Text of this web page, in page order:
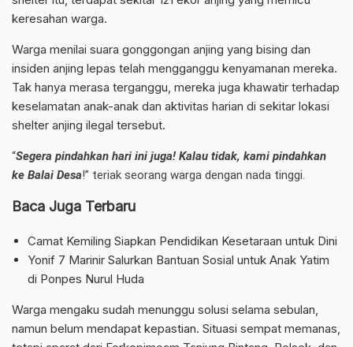
keresahan warga.
Warga menilai suara gonggongan anjing yang bising dan
insiden anjing lepas telah mengganggu kenyamanan mereka.
Tak hanya merasa terganggu, mereka juga khawatir terhadap
keselamatan anak-anak dan aktivitas harian di sekitar lokasi
shelter anjing ilegal tersebut.
“Segera pindahkan hari ini juga! Kalau tidak, kami pindahkan
ke Balai Desa!” teriak seorang warga dengan nada tinggi.
Baca Juga Terbaru
Camat Kemiling Siapkan Pendidikan Kesetaraan untuk Dini
Yonif 7 Marinir Salurkan Bantuan Sosial untuk Anak Yatim
di Ponpes Nurul Huda
Warga mengaku sudah menunggu solusi selama sebulan,
namun belum mendapat kepastian. Situasi sempat memanas,